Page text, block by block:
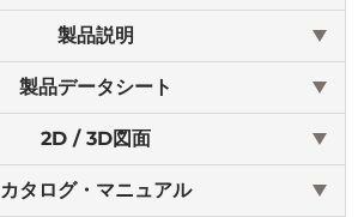
製品説明
製品データシート
2D / 3D図面
カタログ・マニュアル